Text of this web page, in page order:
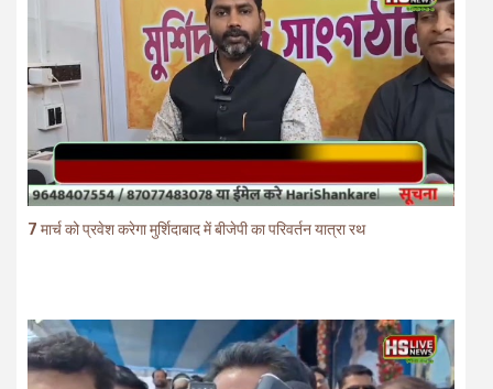
7 मार्च को प्रवेश करेगा मुर्शिदाबाद में बीजेपी का परिवर्तन यात्रा रथ